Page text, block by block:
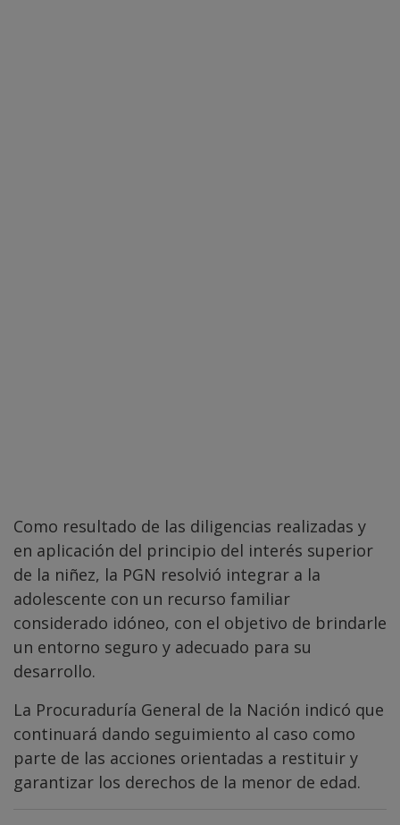
Como resultado de las diligencias realizadas y
en aplicación del principio del interés superior
de la niñez, la PGN resolvió integrar a la
adolescente con un recurso familiar
considerado idóneo, con el objetivo de brindarle
un entorno seguro y adecuado para su
desarrollo.
La Procuraduría General de la Nación indicó que
continuará dando seguimiento al caso como
parte de las acciones orientadas a restituir y
garantizar los derechos de la menor de edad.